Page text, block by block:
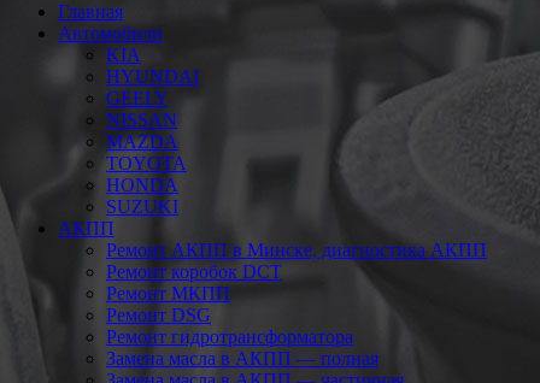
Главная
Автомобили
KIA
HYUNDAI
GEELY
NISSAN
MAZDA
TOYOTA
HONDA
SUZUKI
АКПП
Ремонт АКПП в Минске, диагностика АКПП
Ремонт коробок DCT
Ремонт МКПП
Ремонт DSG
Ремонт гидротрансформатора
Замена масла в АКПП — полная